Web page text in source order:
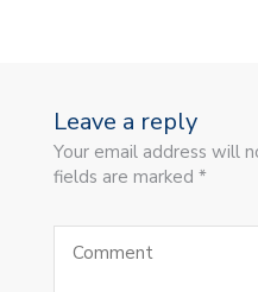
Leave a reply
Your email address will
fields are marked *